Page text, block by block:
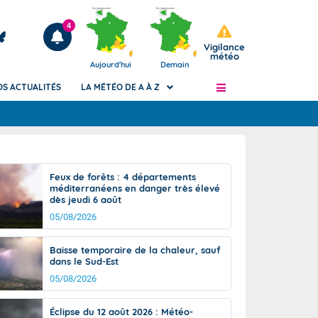
Articles
4
Aujourd'hui Demain
Vigilance
météo
de
Phénomènes dangereux de J+2 à J+7
Avertissement pluies intenses à l'échelle
des communes (Apic)
Bulletins Marine
Bulletins d'estimation du risque
d'avalanche
Météo des forêts
Vigicrues
ACTUALITÉS LA MÉTÉO DE A À Z
Feux de forêts : 4 départements
méditerranéens en danger très élevé
dès jeudi 6 août
05/08/2026
Baisse temporaire de la chaleur, sauf
dans le Sud-Est
05/08/2026
Éclipse du 12 août 2026 : Météo-